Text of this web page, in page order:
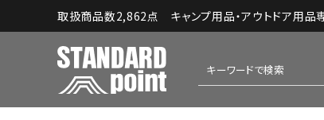
取扱商品数2,862点 キャンプ用品・アウトドア用品